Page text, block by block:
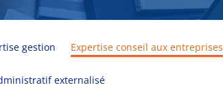
gestion Expertise conseil aux entreprises
externalisé